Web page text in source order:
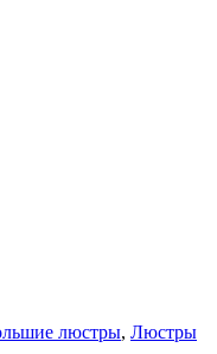
люстры, Люстры